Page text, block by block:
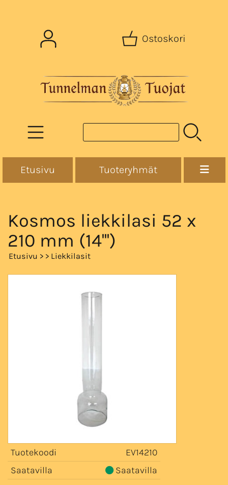
Ostoskori
Etusivu Tuoteryhmät
Kosmos liekkilasi 52 x
210 mm (14''')
Etusivu > > Liekkilasit
Tuotekoodi
EV14210
Saatavilla
Saatavilla